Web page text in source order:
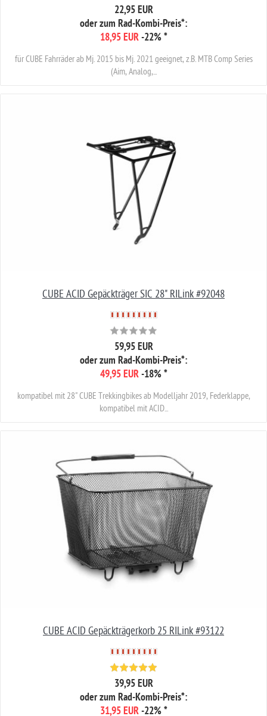
22,95 EUR
oder zum Rad-Kombi-Preis*:
18,95 EUR -22%*
für CUBE Fahrräder ab Mj. 2015 bis Mj. 2021 geeignet, z.B. MTB Comp Series
(Aim, Analog,...
CUBE ACID Gepäckträger SIC 28" RILink #92048
59,95 EUR
oder zum Rad-Kombi-Preis*:
49,95 EUR -18%*
kompatibel mit 28" CUBE Trekkingbikes ab Modelljahr 2019, Federklappe,
kompatibel mit ACID...
CUBE ACID Gepäckträgerkorb 25 RILink #93122
39,95 EUR
oder zum Rad-Kombi-Preis*:
31,95 EUR -22%*